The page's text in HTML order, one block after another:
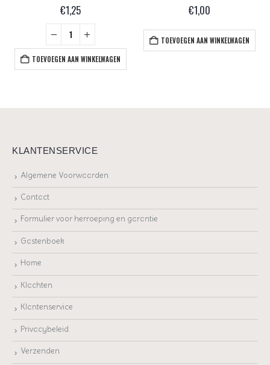
€1,25
TOEVOEGEN AAN WINKELWAGEN
€1,00
TOEVOEGEN AAN WINKELWAGEN
KLANTENSERVICE
Algemene Voorwaarden
Contact
Formulier voor herroeping en garantie
Gastenboek
Home
Klachten
Klantenservice
Privacybeleid
Verzenden